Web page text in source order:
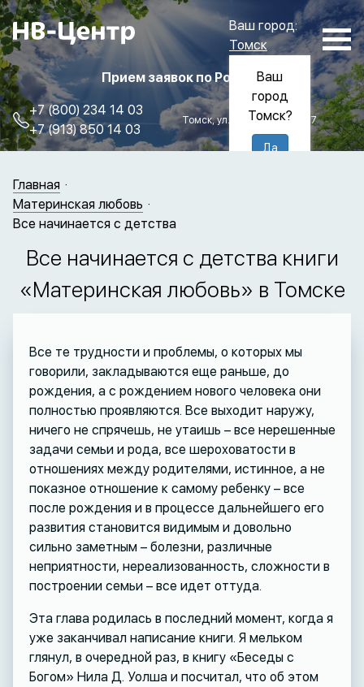
Ваш город:
Томск
Ваш
город
Томск?
Да
Прием заявок по России
+7 (800) 234 14 03
+7 (913) 850 14 03
Томск, ул. Пролетарская, 57
Главная
Материнская любовь
Все начинается с детства
Все начинается с детства книги
«Материнская любовь» в Томске
Все те трудности и проблемы, о которых мы
говорили, закладываются еще раньше, до
рождения, а с рождением нового человека они
полностью проявляются. Все выходит наружу,
ничего не спрячешь, не утаишь – все нерешенные
задачи семьи и рода, все шероховатости в
отношениях между родителями, истинное, а не
показное отношение к самому ребенку – все
после рождения и в процессе дальнейшего его
развития становится видимым и довольно
сильно заметным – болезни, различные
неприятности, нереализованность, сложности в
построении семьи – все идет оттуда.
Эта глава родилась в последний момент, когда я
уже заканчивал написание книги. Я мельком
глянул, в очередной раз, в книгу «Беседы с
Богом» Нила Д. Уолша и посчитал, что об этом